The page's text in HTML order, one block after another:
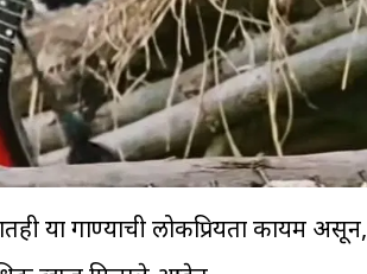
या गाण्याची लोकप्रियता कायम असून,